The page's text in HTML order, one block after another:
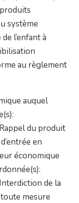
système
l’enfant à
au règlement
auquel
du produit
en
économique
de la
mesure